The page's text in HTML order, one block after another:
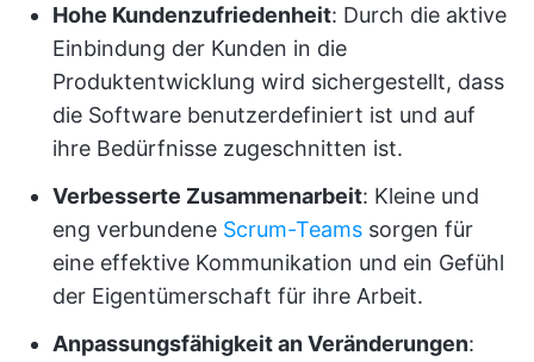
Hohe Kundenzufriedenheit: Durch die aktive
Einbindung der Kunden in die
Produktentwicklung wird sichergestellt, dass
die Software benutzerdefiniert ist und auf
ihre Bedürfnisse zugeschnitten ist.
Verbesserte Zusammenarbeit: Kleine und
eng verbundene Scrum-Teams sorgen für
eine effektive Kommunikation und ein Gefühl
der Eigentümerschaft für ihre Arbeit.
Anpassungsfähigkeit an Veränderungen: